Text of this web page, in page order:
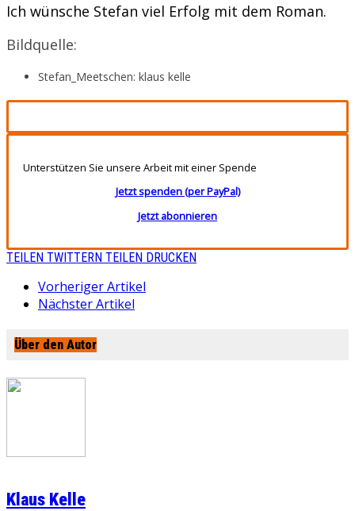
Ich wünsche Stefan viel Erfolg mit dem Roman.
Bildquelle:
Stefan_Meetschen: klaus kelle
Unterstützen Sie unsere Arbeit mit einer Spende
Jetzt spenden (per PayPal)
Jetzt abonnieren
TEILEN TWITTERN TEILEN DRUCKEN
Vorheriger Artikel
Nächster Artikel
Über den Autor
Klaus Kelle